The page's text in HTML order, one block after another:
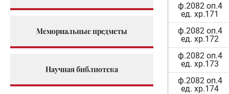
Мемориальные предметы
Научная библиотека
ф.2082 оп.4
ед. хр.171
ф.2082 оп.4
ед. хр.172
ф.2082 оп.4
ед. хр.173
ф.2082 оп.4
ед. хр.174